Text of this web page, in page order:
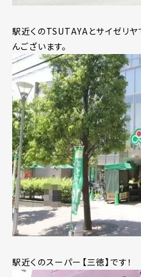
駅近くのTSUTAYAとサイゼリヤ
んございます。
駅近くのスーパー【三徳】です！